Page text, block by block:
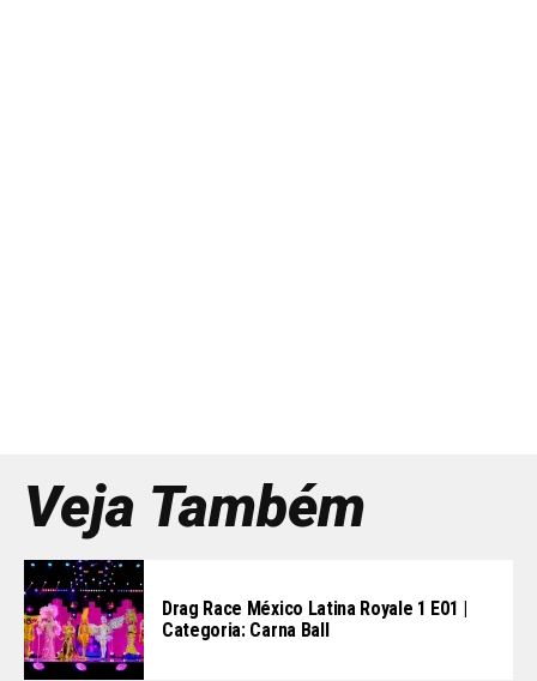
Veja Também
Drag Race México Latina Royale 1 E01 |
Categoria: Carna Ball